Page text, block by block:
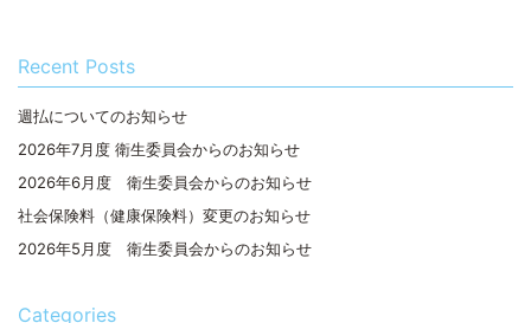
Recent Posts
週払についてのお知らせ
2026年7月度 衛生委員会からのお知らせ
2026年6月度 衛生委員会からのお知らせ
社会保険料（健康保険料）変更のお知らせ
2026年5月度 衛生委員会からのお知らせ
Categories